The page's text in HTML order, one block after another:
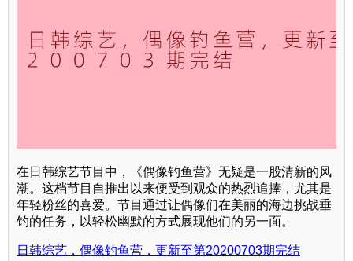
在日韩综艺节目中，《偶像钓鱼营》无疑是一股清新的风
潮。这档节目自推出以来便受到观众的热烈追捧，尤其是
年轻粉丝的喜爱。节目通过让偶像们在美丽的海边挑战垂
钓的任务，以轻松幽默的方式展现他们的另一面。
日韩综艺，偶像钓鱼营，更新至第20200703期完结